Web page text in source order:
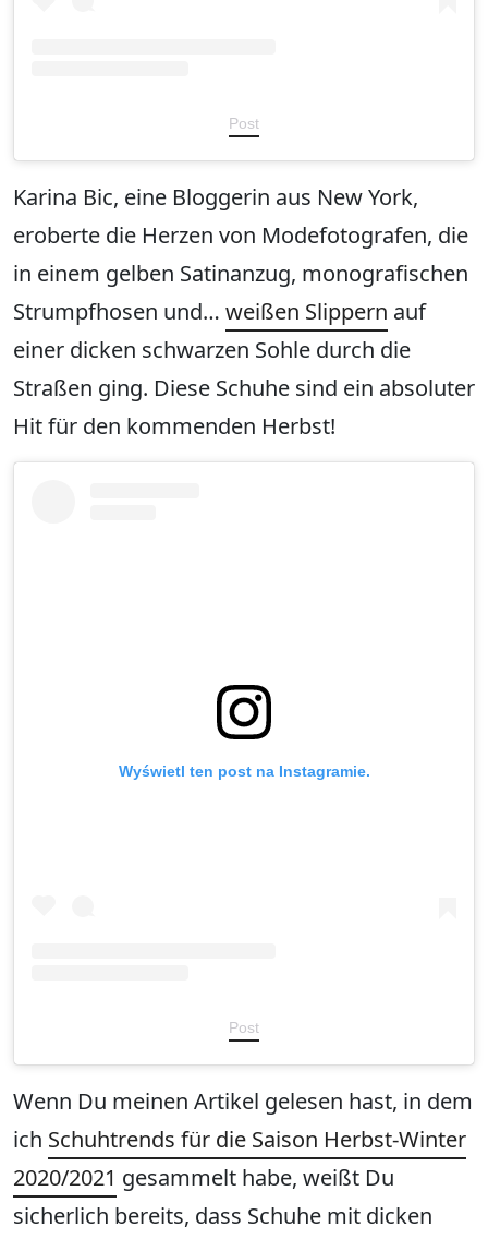
Post
Karina Bic, eine Bloggerin aus New York,
eroberte die Herzen von Modefotografen, die
in einem gelben Satinanzug, monografischen
Strumpfhosen und… weißen Slippern auf
einer dicken schwarzen Sohle durch die
Straßen ging. Diese Schuhe sind ein absoluter
Hit für den kommenden Herbst!
Wyświetl ten post na Instagramie.
Post
Wenn Du meinen Artikel gelesen hast, in dem
ich Schuhtrends für die Saison Herbst-Winter
2020/2021 gesammelt habe, weißt Du
sicherlich bereits, dass Schuhe mit dicken